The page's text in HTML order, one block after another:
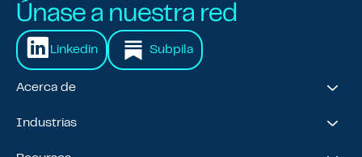
Únase a nuestra red
Linkedin Subpila
Acerca de
Acerca de nosotros
Premios y reconocimientos
Industrias